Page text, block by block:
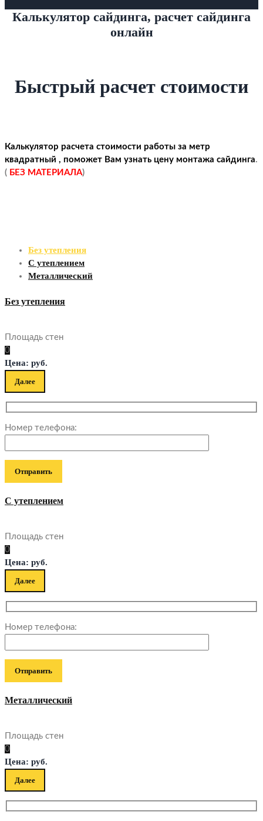
Калькулятор сайдинга, расчет сайдинга
онлайн
Быстрый расчет стоимости
Калькулятор расчета стоимости работы за метр
квадратный , поможет Вам узнать цену монтажа сайдинга.
( БЕЗ МАТЕРИАЛА)
Без утепления
С утеплением
Металлический
Без утепления
Площадь стен
0
Цена: руб.
Далее
Номер телефона:
С утеплением
Площадь стен
0
Цена: руб.
Далее
Номер телефона:
Металлический
Площадь стен
0
Цена: руб.
Далее